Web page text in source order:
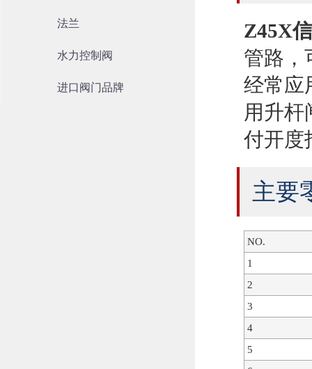
法兰
水力控制阀
进口阀门品牌
Z45X
管路，
经常应
用升杆
付开度
主要
NO.
1
2
3
4
5